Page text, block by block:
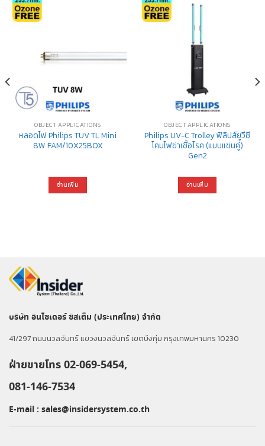
OBJECT APPLICATIONS
หลอดไฟ Philips TUV TL Mini
8W FAM/10X25BOX
อ่านเพิ่ม
OBJECT APPLICATIONS
Philips UV-C Trolley ฟิลิปส์ยูวีซี
โคมไฟฆ่าเชื้อโรค (แบบแขนคู่)
Gen2
อ่านเพิ่ม
บริษัท อินไซเดอร์ ซิสเต็ม (ประเทศไทย) จำกัด
41/297 ถนนนวลจันทร์ แขวงนวลจันทร์ เขตบึงกุ่ม กรุงเทพมหานคร 10230
ฝ่ายขายโทร 02-069-5454,
081-146-7534
E-mail : sales@insidersystem.co.th